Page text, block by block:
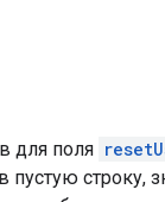
для поля
в пустую строку,